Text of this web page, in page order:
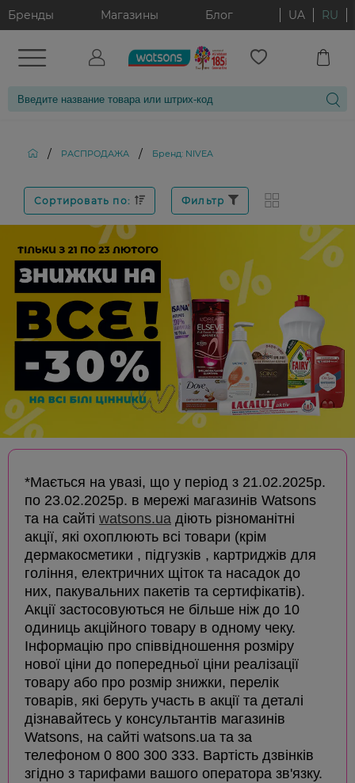
Бренды Магазины Блог UA RU
/ РАСПРОДАЖА / Бренд: NIVEA
Сортировать по: Фильтр
*Мається на увазі, що у період з 21.02.2025р.
по 23.02.2025р. в мережі магазинів Watsons
та на сайті watsons.ua діють різноманітні
акції, які охоплюють всі товари (крім
дермакосметики , підгузків , картриджів для
гоління, електричних щіток та насадок до
них, пакувальних пакетів та сертифікатів).
Акції застосовуються не більше ніж до 10
одиниць акційного товару в одному чеку.
Інформацію про співвідношення розміру
нової ціни до попередньої ціни реалізації
товару або про розмір знижки, перелік
товарів, які беруть участь в акції та деталі
дізнавайтесь у консультантів магазинів
Watsons, на сайті watsons.ua та за
телефоном 0 800 300 333. Вартість дзвінків
згідно з тарифами вашого оператора зв'язку.